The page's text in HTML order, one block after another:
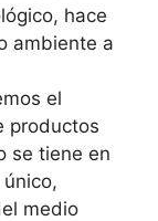
hace
ambiente a
el
productos
se tiene en
medio